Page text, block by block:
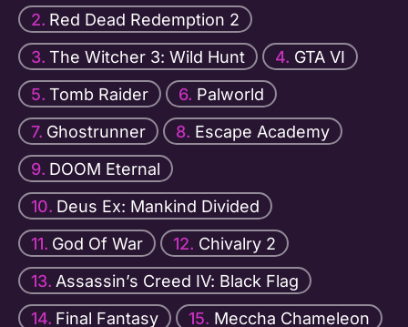
Red Dead Redemption 2
The Witcher 3: Wild Hunt
GTA VI
Tomb Raider
Palworld
Ghostrunner
Escape Academy
DOOM Eternal
Deus Ex: Mankind Divided
God Of War
Chivalry 2
Assassin’s Creed IV: Black Flag
Final Fantasy
Meccha Chameleon